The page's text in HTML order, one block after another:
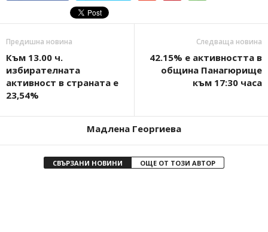
Предишна новина
Към 13.00 ч.
избирателната
активност в страната е
23,54%
Следваща новина
42.15% е активността в
община Панагюрище
към 17:30 часа
Мадлена Георгиева
СВЪРЗАНИ НОВИНИ ОЩЕ ОТ ТОЗИ АВТОР